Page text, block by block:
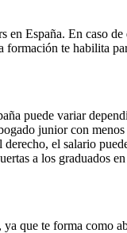
en España. En caso
te habilita
puede variar
junior con
el salario
a los graduados
que te forma como